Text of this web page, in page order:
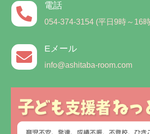

電話
054-374-3154 (平日9時～16

Eメール
info@ashitaba-room.com